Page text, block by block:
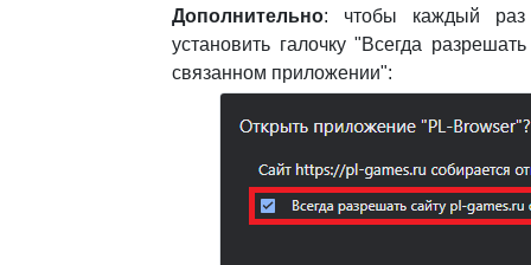
Дополнительно: чтобы каждый раз
установить галочку "Всегда
связанном приложении":